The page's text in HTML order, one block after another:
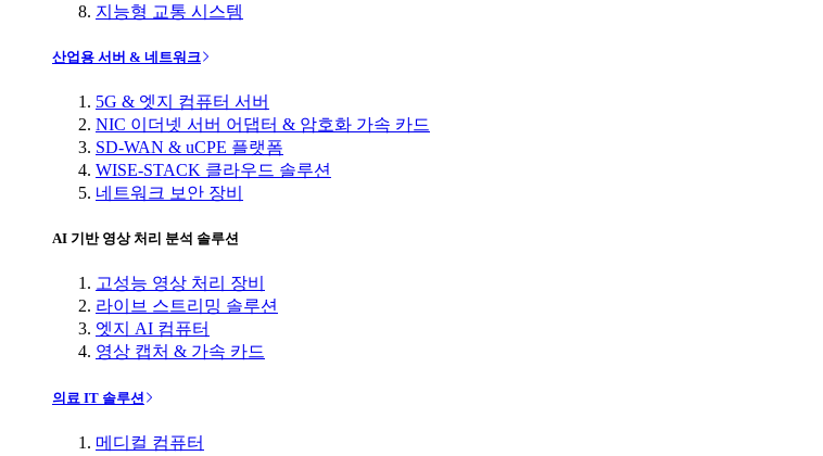
지능형 교통 시스템
산업용 서버 & 네트워크
5G & 엣지 컴퓨터 서버
NIC 이더넷 서버 어댑터 & 암호화 가속 카드
SD-WAN & uCPE 플랫폼
WISE-STACK 클라우드 솔루션
네트워크 보안 장비
AI 기반 영상 처리 분석 솔루션
고성능 영상 처리 장비
라이브 스트리밍 솔루션
엣지 AI 컴퓨터
영상 캡처 & 가속 카드
의료 IT 솔루션
메디컬 컴퓨터